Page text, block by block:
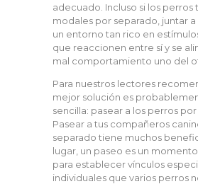
adecuado. Incluso si los perros
modales por separado, juntar
un entorno tan rico en
que reaccionen entre sí y se
mal comportamiento uno del
Para nuestros lectores
mejor solución es
sencilla: pasear a los perros por
Pasear a tus compañeros
separado tiene muchos
lugar, un paseo es un
para establecer vínculos
individuales que varios perros